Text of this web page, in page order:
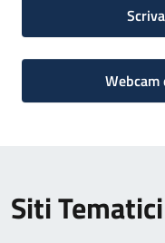
Webcam
Siti Tematici